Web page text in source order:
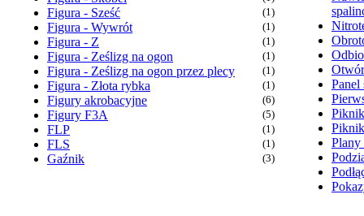
Figura - Sześć (1)
Figura - Wywrót (1)
Figura - Z (1)
Figura - Ześlizg na ogon (1)
Figura - Ześlizg na ogon przez plecy (1)
Figura - Złota rybka (1)
Figury akrobacyjne (6)
Figury F3A (5)
FLP (1)
FLS (1)
Gaźnik (3)
Panel
Plany